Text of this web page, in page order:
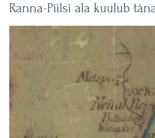
Ranna-Piilsi ala kuulub